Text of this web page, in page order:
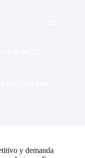
y demanda